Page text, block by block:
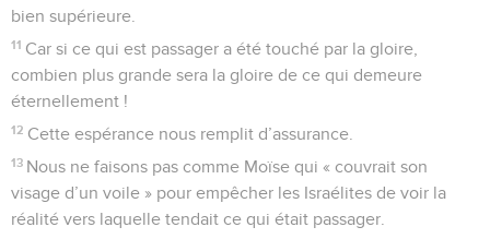
bien supérieure.
11 Car si ce qui est passager a été touché par la gloire,
combien plus grande sera la gloire de ce qui demeure
éternellement !
12 Cette espérance nous remplit d’assurance.
13 Nous ne faisons pas comme Moïse qui « couvrait son
visage d’un voile » pour empêcher les Israélites de voir la
réalité vers laquelle tendait ce qui était passager.